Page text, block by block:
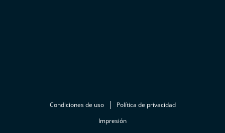
Condiciones de uso
Política de privacidad
Impresión